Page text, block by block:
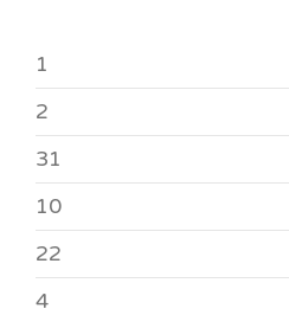
1
2
31
10
22
4